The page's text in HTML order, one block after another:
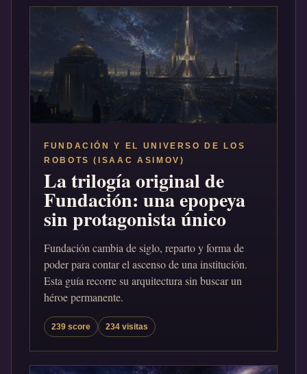
FUNDACIÓN Y EL UNIVERSO DE LOS
ROBOTS (ISAAC ASIMOV)
La trilogía original de
Fundación: una epopeya
sin protagonista único
Fundación cambia de siglo, reparto y forma de
poder para contar el ascenso de una institución.
Esta guía recorre su arquitectura sin buscar un
héroe permanente.
239 score 234 visitas